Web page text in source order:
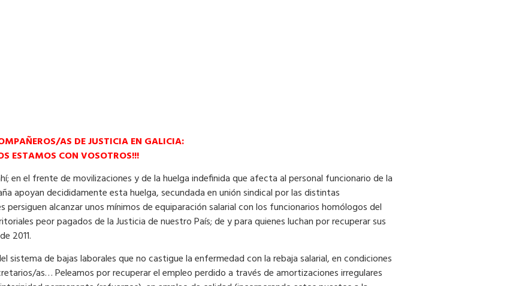
AS DE JUSTICIA EN GALICIA:
ESTAMOS CON VOSOTROS!!!
en el frente de movilizaciones y de la huelga indefinida que afecta al personal funcionario de la
apoyan decididamente esta huelga, secundada en unión sindical por las distintas
alcanzar unos mínimos de equiparación salarial con los funcionarios homólogos del
peor pagados de la Justicia de nuestro País; de y para quienes luchan por recuperar sus
2011.
de bajas laborales que no castigue la enfermedad con la rebaja salarial, en condiciones
as… Peleamos por recuperar el empleo perdido a través de amortizaciones irregulares